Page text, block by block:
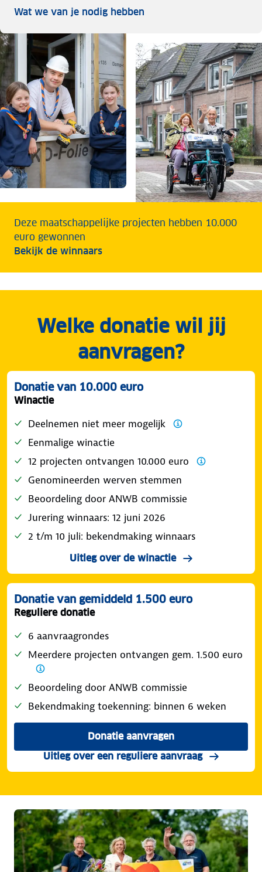
Wat we van je nodig hebben
Deze maatschappelijke projecten hebben 10.000
euro gewonnen
Bekijk de winnaars
Welke donatie wil jij
aanvragen?
Donatie van 10.000 euro
Winactie
Deelnemen niet meer mogelijk
Eenmalige winactie
12 projecten ontvangen 10.000 euro
Genomineerden werven stemmen
Beoordeling door ANWB commissie
Jurering winnaars: 12 juni 2026
2 t/m 10 juli: bekendmaking winnaars
Uitleg over de winactie
Donatie van gemiddeld 1.500 euro
Reguliere donatie
6 aanvraagrondes
Meerdere projecten ontvangen gem. 1.500 euro
Beoordeling door ANWB commissie
Bekendmaking toekenning: binnen 6 weken
Donatie aanvragen
Uitleg over een reguliere aanvraag